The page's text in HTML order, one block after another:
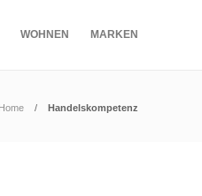
WOHNEN MARKEN
Home Handelskompetenz